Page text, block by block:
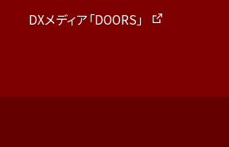
DXメディア「DOORS」